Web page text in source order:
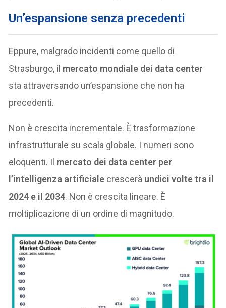
Un’espansione senza precedenti
Eppure, malgrado incidenti come quello di
Strasburgo, il mercato mondiale dei data center
sta attraversando un’espansione che non ha
precedenti.
Non è crescita incrementale. È trasformazione
infrastrutturale su scala globale. I numeri sono
eloquenti. Il mercato dei data center per
l’intelligenza artificiale crescerà undici volte tra il
2024 e il 2034. Non è crescita lineare. È
moltiplicazione di un ordine di magnitudo.